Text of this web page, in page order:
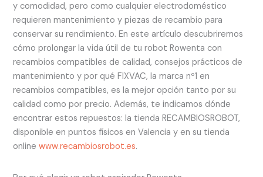
y comodidad, pero como cualquier electrodoméstico
requieren mantenimiento y piezas de recambio para
conservar su rendimiento. En este artículo descubriremos
cómo prolongar la vida útil de tu robot Rowenta con
recambios compatibles de calidad, consejos prácticos de
mantenimiento y por qué FIXVAC, la marca nº1 en
recambios compatibles, es la mejor opción tanto por su
calidad como por precio. Además, te indicamos dónde
encontrar estos repuestos: la tienda RECAMBIOSROBOT,
disponible en puntos físicos en Valencia y en su tienda
onlinewww.recambiosrobot.es.